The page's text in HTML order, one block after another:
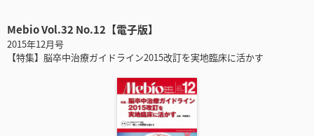
Mebio Vol.32 No.12【電子版】
2015年12月号
【特集】脳卒中治療ガイドライン2015改訂を実地臨床に活かす